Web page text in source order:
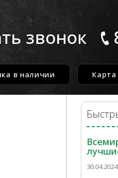
звонок
в наличии
30.04.2024